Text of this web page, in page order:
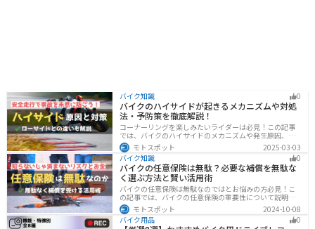
バイク知識 0
バイクのハイサイドが起きるメカニズムや対処
法・予防策を徹底解説！
コーナーリングを楽しみたいライダーは必見！この記事
では、バイクのハイサイドのメカニズムや発生原因、対
処法、予防策を解説しています。実は、バイクのハイサ
イドは危険な現象ですが、正しい知識と対策で防ぐこと
が可能です。この記事を読めば、ハイサイドのリスクを
減らせます。
モトスポット
2025-03-03
バイク知識
0
バイクの任意保険は無駄？必要な補償を無駄な
く選ぶ方法と賢い活用術
バイクの任意保険は無駄なのではとお悩みの方必見！こ
の記事では、バイクの任意保険の重要性について説明し
ています。実は、自賠責保険だけでは不十分な保護しか
得られず、経済的リスクも高いです。この記事を読めば、
バイクの任意保険が必要な理由がわかります。
モトスポット
2024-10-08
バイク用品
0